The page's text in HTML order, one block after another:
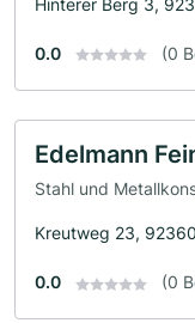
0.0 (0
Edelmann
Stahl und
Kreutweg 23,
0.0 (0